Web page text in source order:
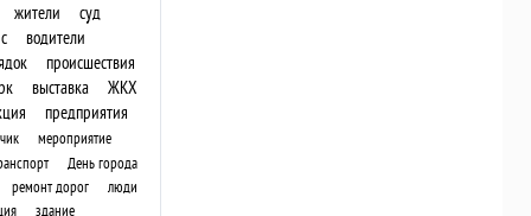
жители
суд
водители
происшествия
выставка
ЖКХ
предприятия
мероприятие
День города
ремонт дорог
люди
здание